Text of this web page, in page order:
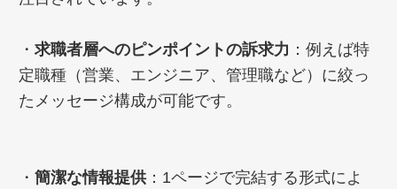
・ 求職者層へのピンポイントの訴求力 ：例えば特
定職種（営業、エンジニア、管理職など）に絞っ
たメッセージ構成が可能です。
・ 簡潔な情報提供：1ページで完結する形式によ